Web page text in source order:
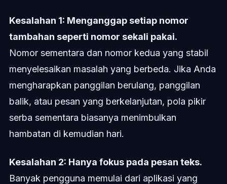
Kesalahan 1: Menganggap setiap nomor
tambahan seperti nomor sekali pakai.
Nomor sementara dan nomor kedua yang stabil
menyelesaikan masalah yang berbeda. Jika Anda
mengharapkan panggilan berulang, panggilan
balik, atau pesan yang berkelanjutan, pola pikir
serba sementara biasanya menimbulkan
hambatan di kemudian hari.
Kesalahan 2: Hanya fokus pada pesan teks.
Banyak pengguna memulai dari aplikasi yang